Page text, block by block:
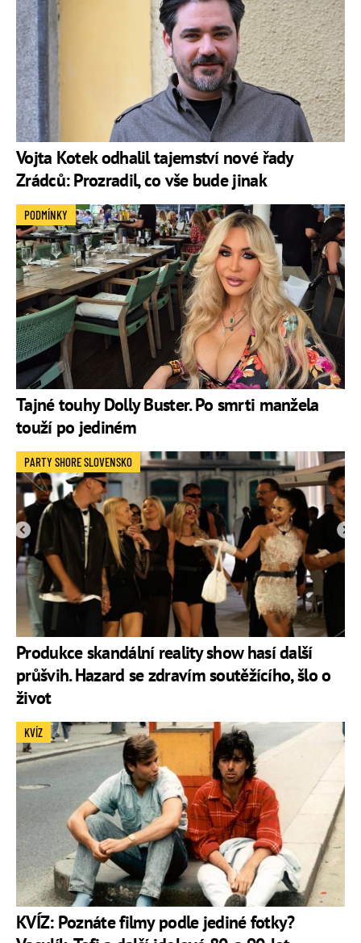
Vojta Kotek odhalil tajemství nové řady
Zrádců: Prozradil, co vše bude jinak
Tajné touhy Dolly Buster. Po smrti manžela
touží po jediném
PODMÍNKY
Produkce skandální reality show hasí další
průšvih. Hazard se zdravím soutěžícího, šlo o
život
PARTY SHORE SLOVENSKO
KVÍZ: Poznáte filmy podle jediné fotky?
KVÍZ